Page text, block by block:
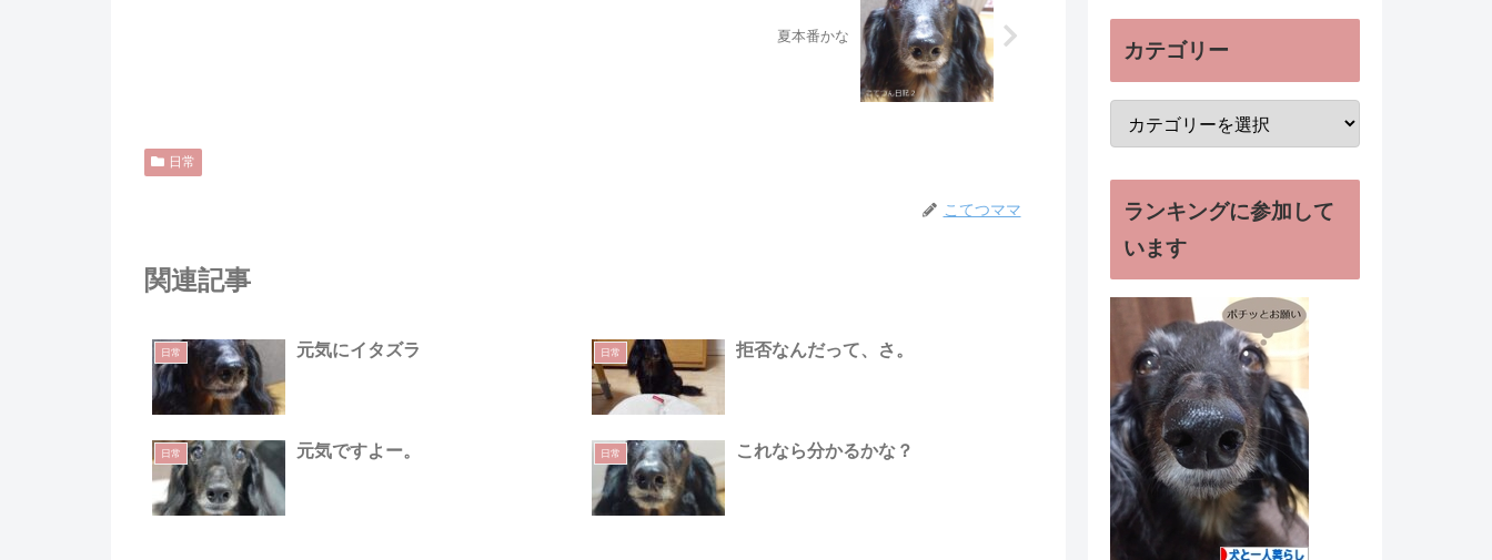
夏本番かな
日常
こてつママ
関連記事
日常 元気にイタズラ 日常 拒否なんだって、さ。
日常 元気ですよー。 日常 これなら分かるかな？
カテゴリー
ランキングに参加して
います